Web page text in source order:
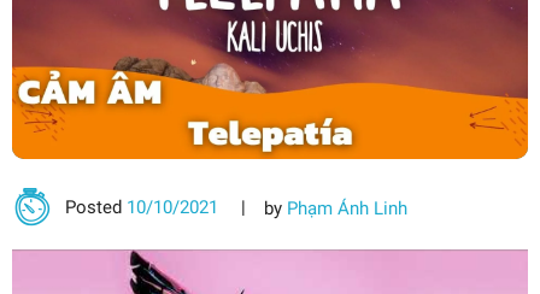
Posted 10/10/2021 by Phạm Ánh Linh